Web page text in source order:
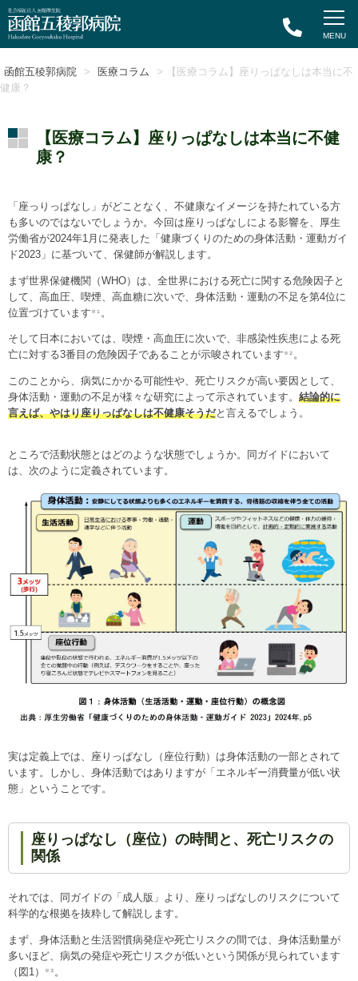
函館五稜郭病院 > 医療コラム
> 【医療コラム】座りっぱなしは本当に不
健康？
【医療コラム】座りっぱなしは本当に不健
康？
「座っりっぱなし」がどことなく、不健康なイメージを持たれている方
も多いのではないでしょうか。今回は座りっぱなしによる影響を、厚生
労働省が2024年1月に発表した「健康づくりのための身体活動・運動ガイ
ド2023」に基づいて、保健師が解説します。
まず世界保健機関（WHO）は、全世界における死亡に関する危険因子と
して、高血圧、喫煙、高血糖に次いで、身体活動・運動の不足を第4位に
位置づけています ※１ 。
そして日本においては、喫煙・高血圧に次いで、非感染性疾患による死
亡に対する3番目の危険因子であることが示唆されています ※２ 。
このことから、病気にかかる可能性や、死亡リスクが高い要因として、
身体活動・運動の不足が様々な研究によって示されています。 結論的に
言えば、やはり座りっぱなしは不健康そうだと言えるでしょう。
ところで活動状態とはどのような状態でしょうか。同ガイドにおいて
は、次のように定義されています。
実は定義上では、座りっぱなし（座位行動）は身体活動の一部とされて
います。しかし、身体活動ではありますが「エネルギー消費量が低い状
態」ということです。
座りっぱなし（座位）の時間と、死亡リスクの
関係
それでは、同ガイドの「成人版」より、座りっぱなしのリスクについて
科学的な根拠を抜粋して解説します。
まず、身体活動と生活習慣病発症や死亡リスクの間では、身体活動量が
多いほど、病気の発症や死亡リスクが低いという関係が見られています
（図1）
※３ 。